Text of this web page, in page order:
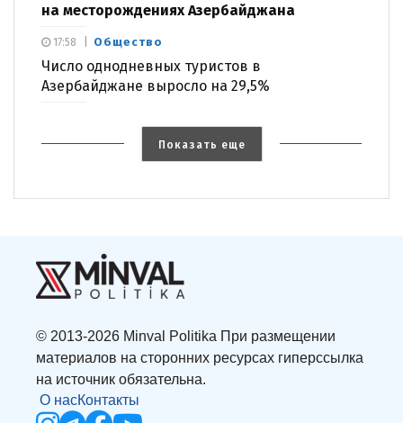
на месторождениях Азербайджана
Общество
Число однодневных туристов в
Азербайджане выросло на 29,5%
17:58
Показать еще
© 2013-2026 Minval Politika При размещении
материалов на сторонних ресурсах гиперссылка
на источник обязательна.
О насКонтакты